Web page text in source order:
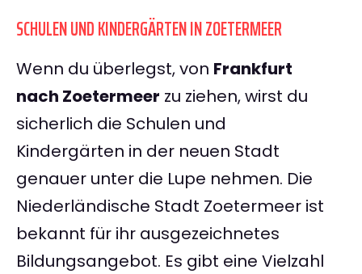
SCHULEN UND KINDERGÄRTEN IN ZOETERMEER
Wenn du überlegst, von Frankfurt
nach Zoetermeer zu ziehen, wirst du
sicherlich die Schulen und
Kindergärten in der neuen Stadt
genauer unter die Lupe nehmen. Die
Niederländische Stadt Zoetermeer ist
bekannt für ihr ausgezeichnetes
Bildungsangebot. Es gibt eine Vielzahl